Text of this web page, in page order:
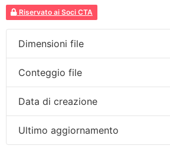
Riservato ai Soci CTA
Dimensioni file
Conteggio file
Data di creazione
Ultimo aggiornamento